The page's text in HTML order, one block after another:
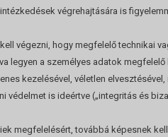
végrehajtására is
végezni, hogy megfelelő technikai
legyen a személyes adatok
kezelésével, véletlen
védelmet is ideértve („integritás és
megfelelésért, továbbá képesnek